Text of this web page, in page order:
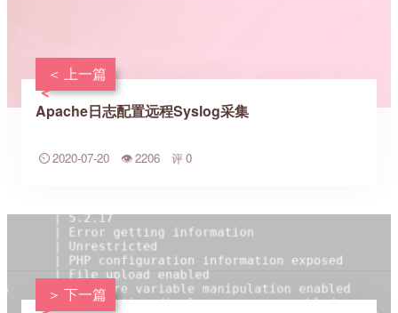
上一篇
Apache日志配置远程Syslog采集
2020-07-20 2206 0
下一篇